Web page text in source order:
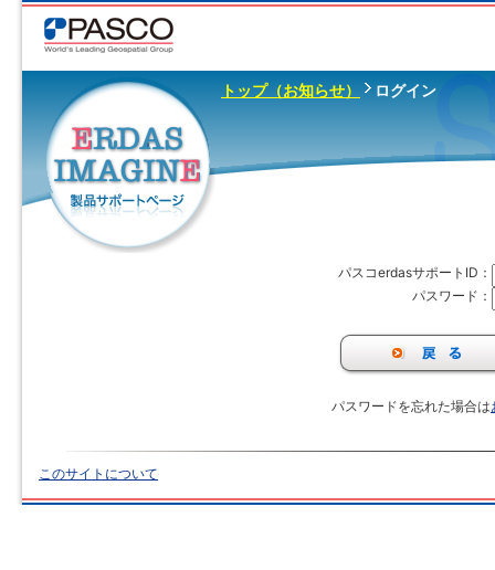
トップ（お知らせ） ログイン
パスコerdasサポートID：
パスワード：
パスワードを忘れた場合は
このサイトについて